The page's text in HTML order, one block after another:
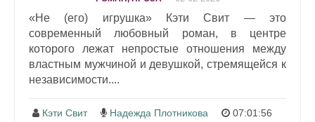
«Не (его) игрушка» Кэти Свит — это
современный любовный роман, в центре
которого лежат непростые отношения между
властным мужчиной и девушкой, стремящейся к
независимости....
Кэти Свит Надежда Плотникова 07:01:56